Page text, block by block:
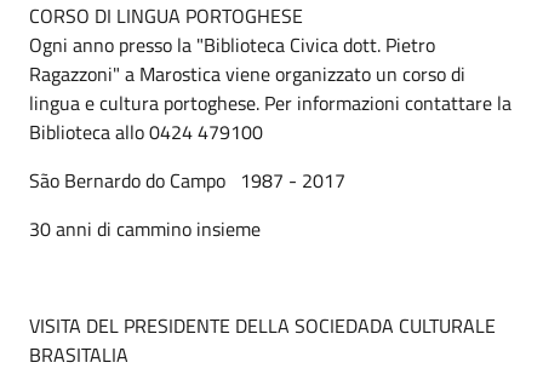
CORSO DI LINGUA PORTOGHESE
Ogni anno presso la "Biblioteca Civica dott. Pietro
Ragazzoni" a Marostica viene organizzato un corso di
lingua e cultura portoghese. Per informazioni contattare la
Biblioteca allo 0424 479100
São Bernardo do Campo 1987 - 2017
30 anni di cammino insieme
VISITA DEL PRESIDENTE DELLA SOCIEDADA CULTURALE
BRASITALIA